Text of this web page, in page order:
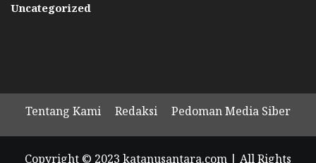
Uncategorized
Tentang Kami Redaksi Pedoman Media Siber
Copyright © 2023 katanusantara.com | All Rights